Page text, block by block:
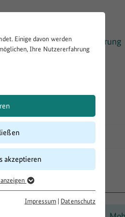
Einige davon werden
Ihre Nutzererfahrung
akzeptieren
Impressum | Datenschutz
Themen Förderung